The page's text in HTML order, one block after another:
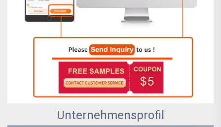
Unternehmensprofil